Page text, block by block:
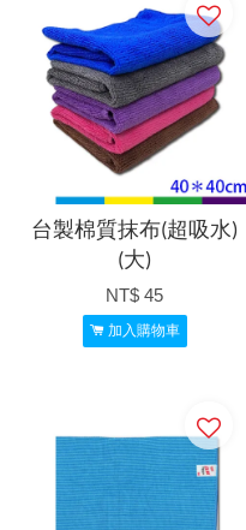
台製棉質抹布(超吸水)
(大)
NT$ 45
加入購物車